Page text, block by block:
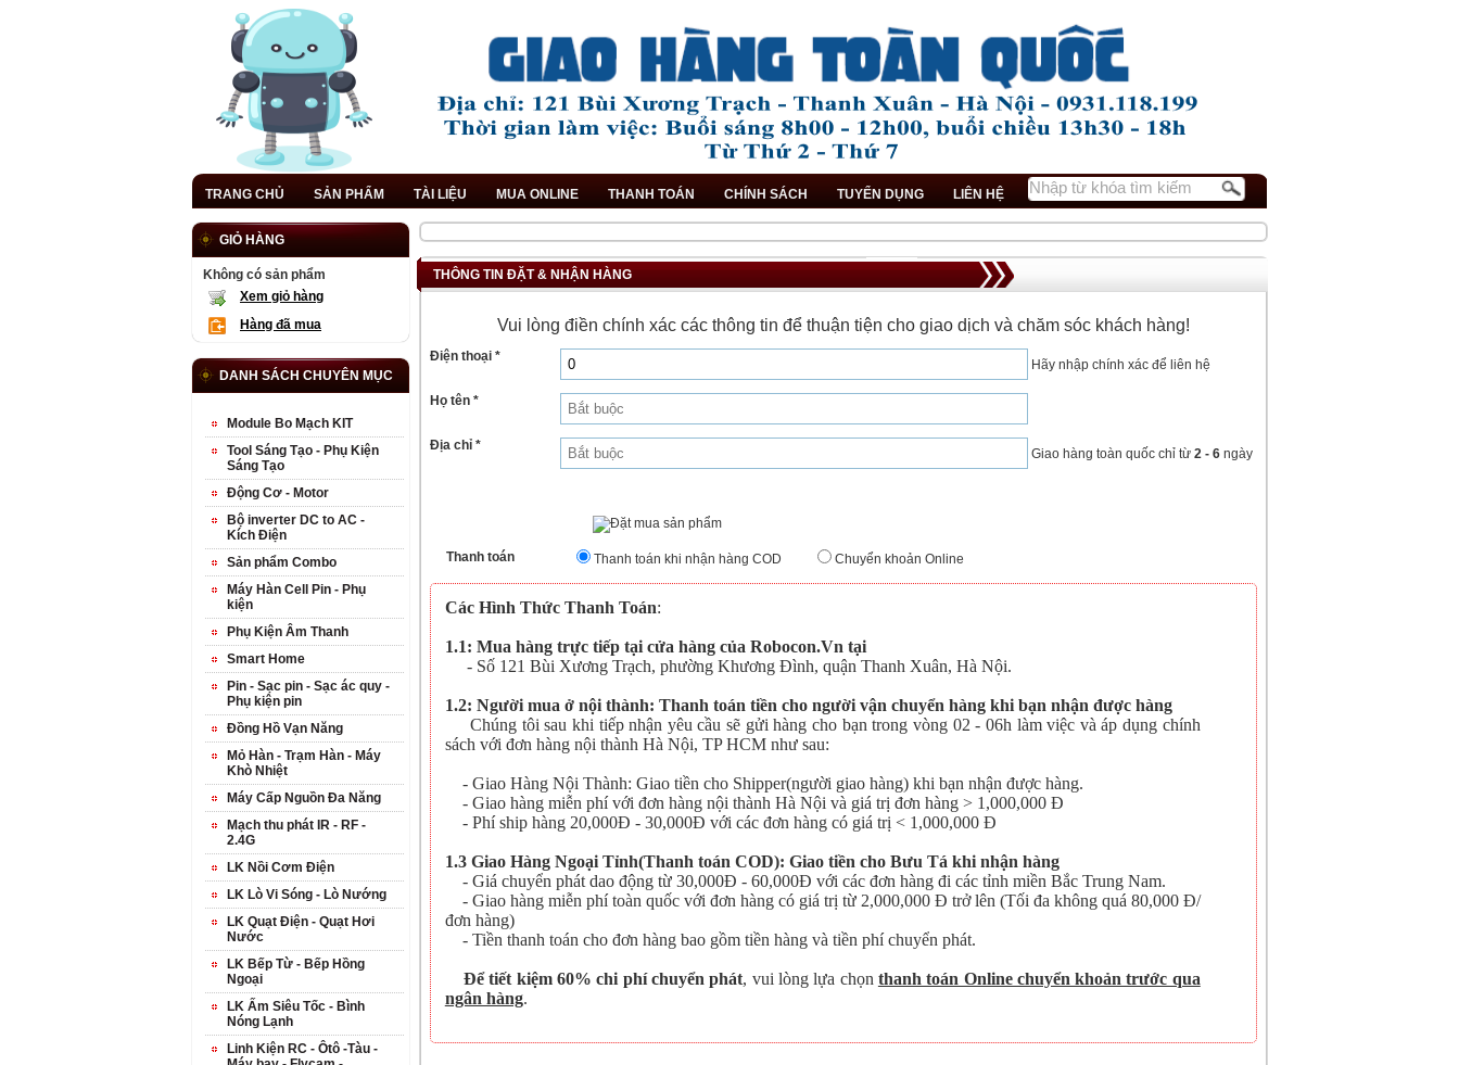
TRANG CHỦ SẢN PHẨM TÀI LIỆU MUA ONLINE THANH TOÁN CHÍNH SÁCH TUYỂN DỤNG LIÊN HỆ
THÔNG TIN ĐẶT & NHẬN HÀNG
Vui lòng điền chính xác các thông tin để thuận tiện cho giao dịch và chăm sóc khách hàng!
Điện thoại *
Hãy nhập chính xác để liên hệ
Họ tên *
Địa chỉ *
Giao hàng toàn quốc chỉ từ 2 - 6ngày
Thanh toán Thanh toán khi nhận hàng COD Chuyển khoản Online
Các Hình Thức Thanh Toán:
1.1: Mua hàng trực tiếp tại cửa hàng của Robocon.Vn tại
- Số 121 Bùi Xương Trạch, phường Khương Đình, quận Thanh Xuân, Hà Nội.
1.2: Người mua ở nội thành: Thanh toán tiền cho người vận chuyển hàng khi bạn nhận được hàng
Chúng tôi sau khi tiếp nhận yêu cầu sẽ gửi hàng cho bạn trong vòng 02 - 06h làm việc và áp dụng chính
sách với đơn hàng nội thành Hà Nội, TP HCM như sau:
- Giao Hàng Nội Thành: Giao tiền cho Shipper(người giao hàng) khi bạn nhận được hàng.
- Giao hàng miễn phí với đơn hàng nội thành Hà Nội và giá trị đơn hàng > 1,000,000 Đ
- Phí ship hàng 20,000Đ - 30,000Đ với các đơn hàng có giá trị < 1,000,000 Đ
1.3 Giao Hàng Ngoại Tỉnh(Thanh toán COD): Giao tiền cho Bưu Tá khi nhận hàng
- Giá chuyển phát dao động từ 30,000Đ - 60,000Đ với các đơn hàng đi các tỉnh miền Bắc Trung Nam.
- Giao hàng miễn phí toàn quốc với đơn hàng có giá trị từ 2,000,000 Đ trở lên (Tối đa không quá 80,000 Đ/
đơn hàng)
- Tiền thanh toán cho đơn hàng bao gồm tiền hàng và tiền phí chuyển phát.
Để tiết kiệm 60% chi phí chuyển phát, vui lòng lựa chọn thanh toán Online chuyển khoản trước qua
ngân hàng.
GIỎ HÀNG
Không có sản phẩm
Xem giỏ hàng
Hàng đã mua
DANH SÁCH CHUYÊN MỤC
Module Bo Mạch KIT
Tool Sáng Tạo - Phụ Kiện
Sáng Tạo
Động Cơ - Motor
Bộ inverter DC to AC -
Kích Điện
Sản phẩm Combo
Máy Hàn Cell Pin - Phụ
kiện
Phụ Kiện Âm Thanh
Smart Home
Pin - Sạc pin - Sạc ác quy -
Phụ kiện pin
Đồng Hồ Vạn Năng
Mỏ Hàn - Trạm Hàn - Máy
Khò Nhiệt
Máy Cấp Nguồn Đa Năng
Mạch thu phát IR - RF -
2.4G
LK Nồi Cơm Điện
LK Lò Vi Sóng - Lò Nướng
LK Quạt Điện - Quạt Hơi
Nước
LK Bếp Từ - Bếp Hồng
Ngoại
LK Ấm Siêu Tốc - Bình
Nóng Lạnh
Linh Kiện RC - Ôtô -Tàu -